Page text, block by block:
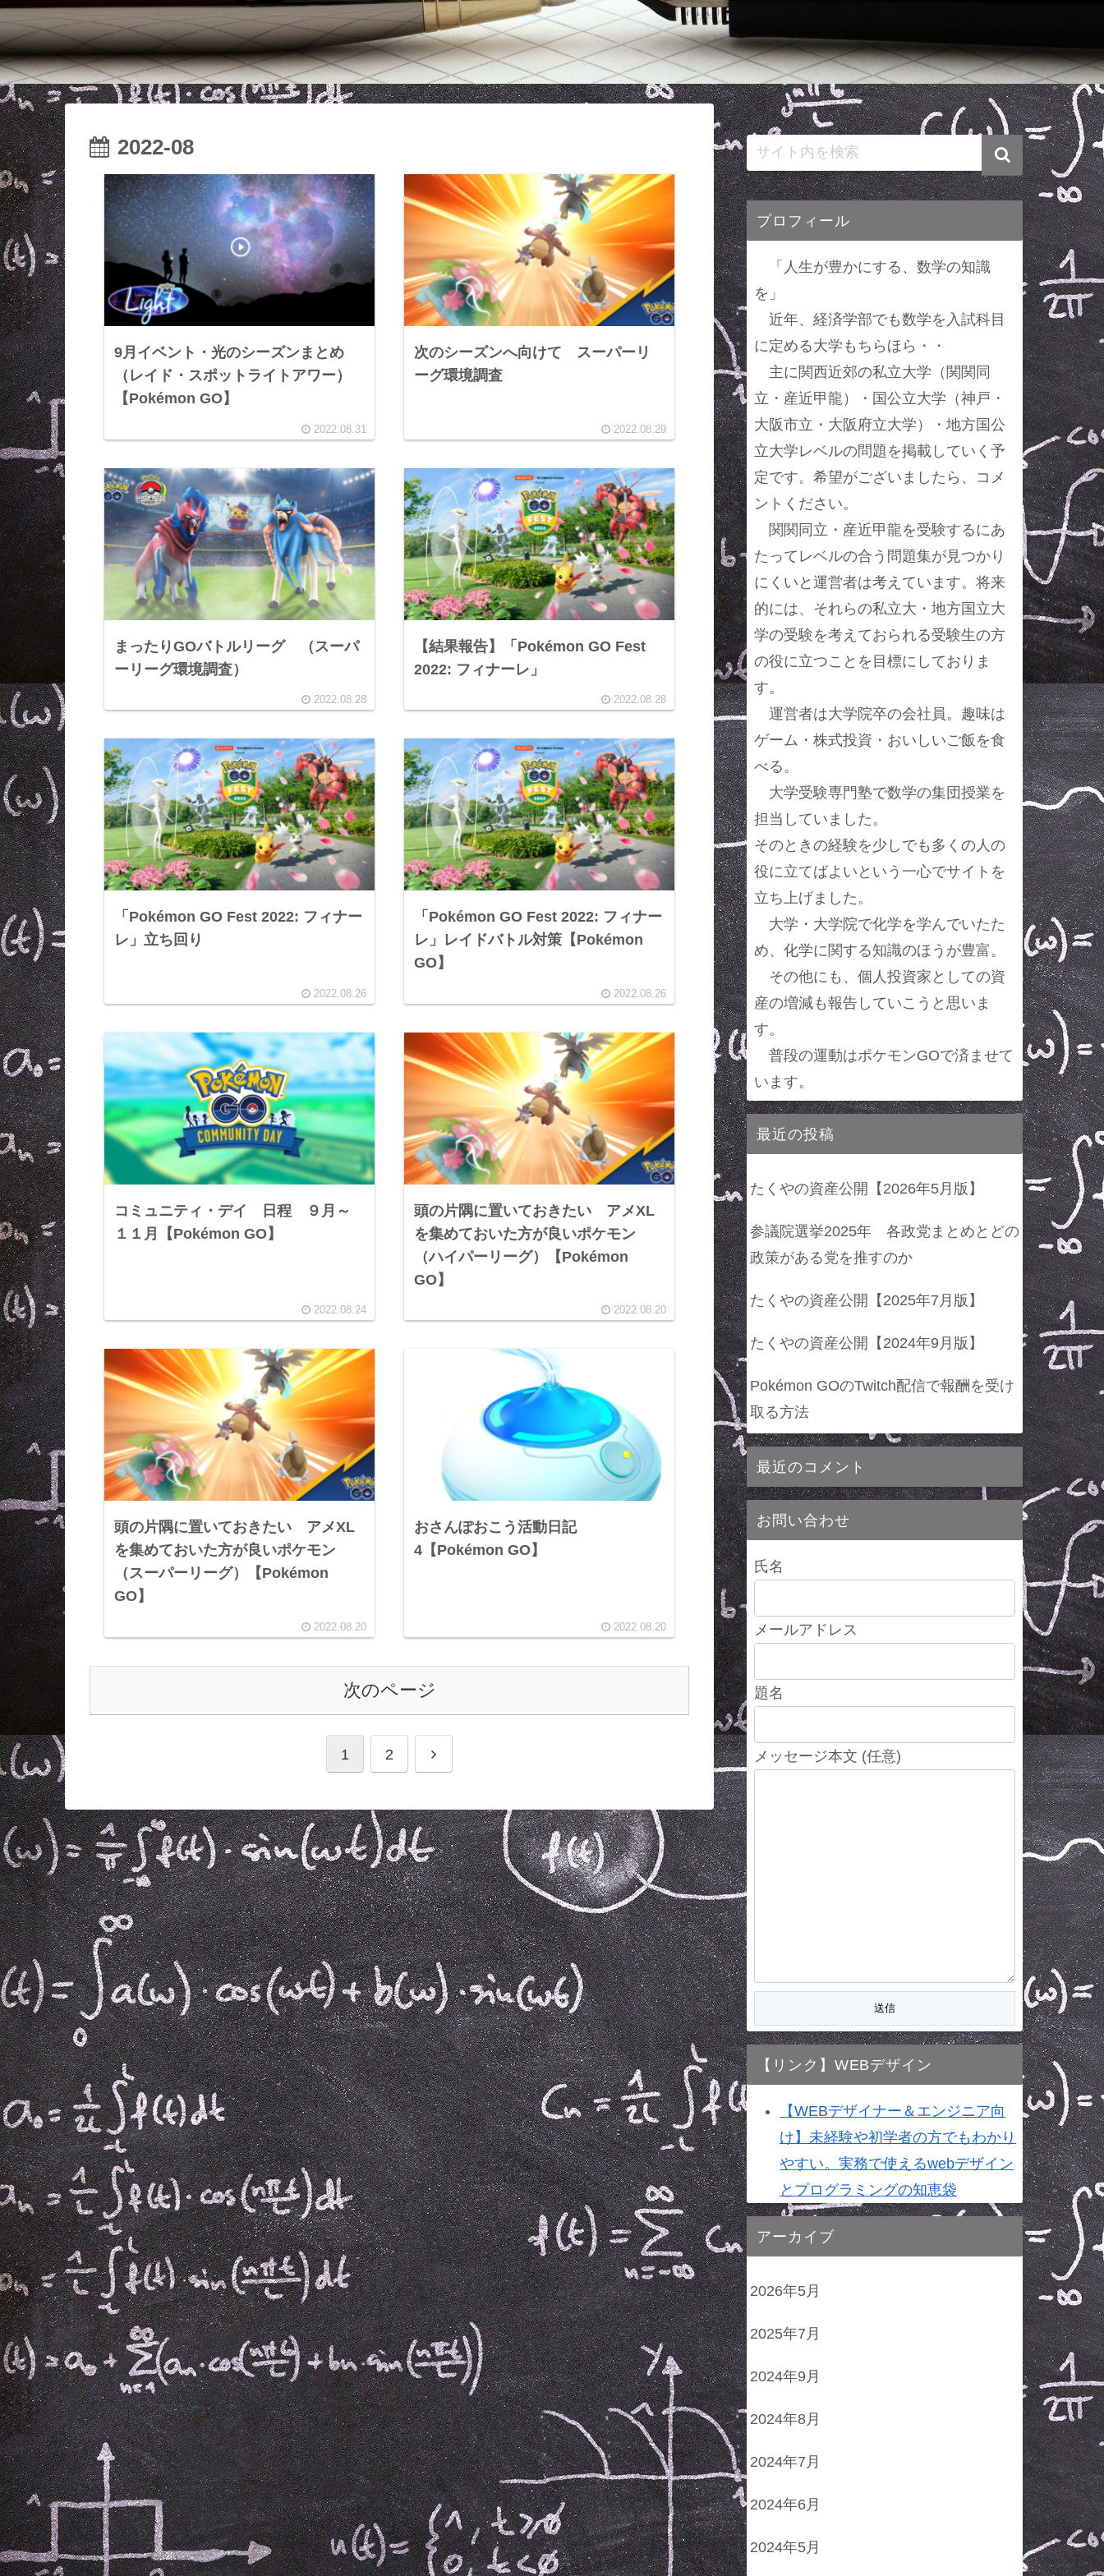
2022-08
9月イベント・光のシーズンまとめ
（レイド・スポットライトアワー）
【Pokémon GO】
2022.08.31
次のシーズンへ向けて スーパーリ
ーグ環境調査
2022.08.29
まったりGOバトルリーグ （スーパ
ーリーグ環境調査）
2022.08.28
【結果報告】「Pokémon GO Fest
2022: フィナーレ」
2022.08.28
「Pokémon GO Fest 2022: フィナー
レ」立ち回り
2022.08.26
「Pokémon GO Fest 2022: フィナー
レ」レイドバトル対策【Pokémon
GO】
2022.08.26
コミュニティ・デイ 日程 ９月～
１１月【Pokémon GO】
2022.08.24
頭の片隅に置いておきたい アメXL
を集めておいた方が良いポケモン
（ハイパーリーグ）【Pokémon
GO】
2022.08.20
頭の片隅に置いておきたい アメXL
を集めておいた方が良いポケモン
（スーパーリーグ）【Pokémon
GO】
2022.08.20
おさんぽおこう活動日記
4【Pokémon GO】
2022.08.20
次のページ
1 2
プロフィール
「人生が豊かにする、数学の知識
を」
近年、経済学部でも数学を入試科目
に定める大学もちらほら・・
主に関西近郊の私立大学（関関同
立・産近甲龍）・国公立大学（神戸・
大阪市立・大阪府立大学）・地方国公
立大学レベルの問題を掲載していく予
定です。希望がございましたら、コメ
ントください。
関関同立・産近甲龍を受験するにあ
たってレベルの合う問題集が見つかり
にくいと運営者は考えています。将来
的には、それらの私立大・地方国立大
学の受験を考えておられる受験生の方
の役に立つことを目標にしておりま
す。
運営者は大学院卒の会社員。趣味は
ゲーム・株式投資・おいしいご飯を食
べる。
大学受験専門塾で数学の集団授業を
担当していました。
そのときの経験を少しでも多くの人の
役に立てばよいという一心でサイトを
立ち上げました。
大学・大学院で化学を学んでいたた
め、化学に関する知識のほうが豊富。
その他にも、個人投資家としての資
産の増減も報告していこうと思いま
す。
普段の運動はポケモンGOで済ませて
います。
最近の投稿
たくやの資産公開【2026年5月版】
参議院選挙2025年 各政党まとめとどの
政策がある党を推すのか
たくやの資産公開【2025年7月版】
たくやの資産公開【2024年9月版】
Pokémon GOのTwitch配信で報酬を受け
取る方法
最近のコメント
お問い合わせ
氏名
メールアドレス
題名
メッセージ本文 (任意)
【リンク】WEBデザイン
【WEBデザイナー＆エンジニア向
け】未経験や初学者の方でもわかり
やすい。実務で使えるwebデザイン
とプログラミングの知恵袋
アーカイブ
2026年5月
2025年7月
2024年9月
2024年8月
2024年7月
2024年6月
2024年5月